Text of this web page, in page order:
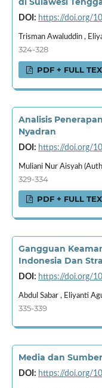
DOI: https://doi.org/
Trisman Awaluddin ,
324-328
PDF + FULL
Analisis
Nyadran
DOI: https://doi.org/
Muliani Nur Aisyah
329-334
PDF + FULL
Gangguan
Indonesia Dan
DOI: https://doi.org/
Abdul Sabar , Eliyanti
335-339
Media dan
DOI: https://doi.org/